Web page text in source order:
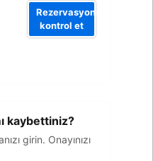
Rezervasyonumu
kontrol et
kaybettiniz?
girin. Onayınızı